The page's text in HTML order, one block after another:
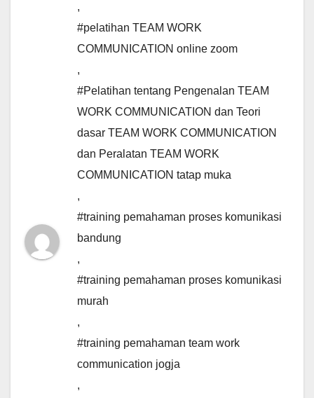
,
#pelatihan TEAM WORK
COMMUNICATION online zoom
,
#Pelatihan tentang Pengenalan TEAM
WORK COMMUNICATION dan Teori
dasar TEAM WORK COMMUNICATION
dan Peralatan TEAM WORK
COMMUNICATION tatap muka
,
#training pemahaman proses komunikasi
bandung
,
#training pemahaman proses komunikasi
murah
,
#training pemahaman team work
communication jogja
,